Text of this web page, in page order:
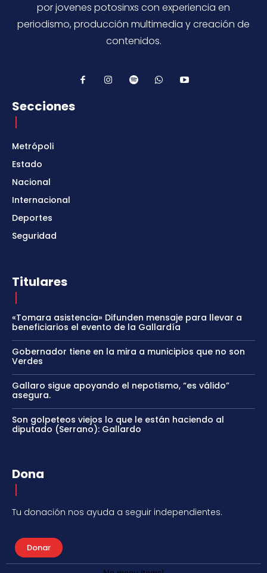
por jovenes potosinxs con experiencia en
periodismo, producción multimedia y creación de
contenidos.
Secciones
Metrópoli
Estado
Nacional
Internacional
Deportes
Seguridad
Titulares
«Tomara asistencia» Difunden mensaje para llevar a
beneficiarios el evento de la Gallardía
Gobernador tiene en la mira a municipios que no son
Verdes
Gallaro sigue apoyando el nepotismo, “es válido”
asegura.
Son golpeteos viejos lo que le están haciendo al
diputado (Serrano): Gallardo
Dona
Tu donación nos ayuda a seguir independientes.
Donar